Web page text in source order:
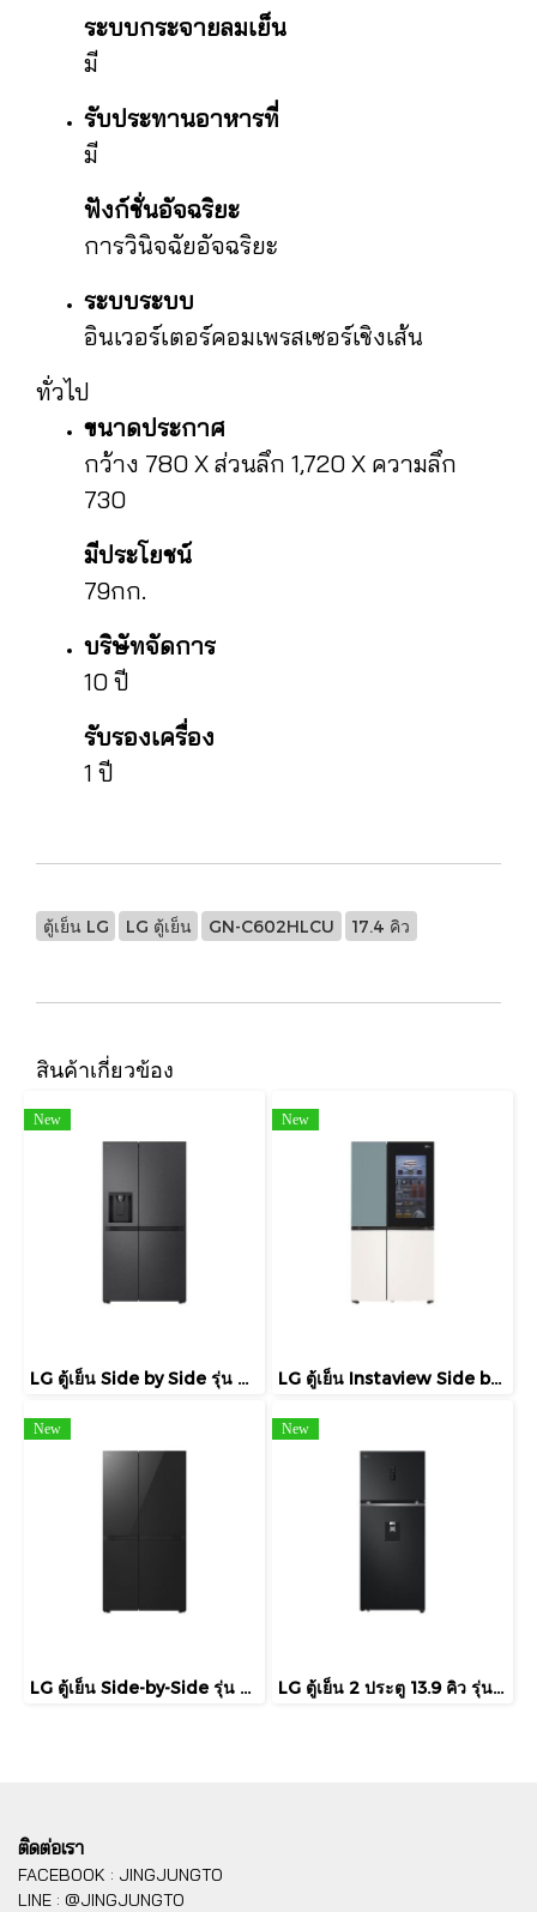
ระบบกระจายลมเย็น
มี
รับประทานอาหารที่
มี
ฟังก์ชั่นอัจฉริยะ
การวินิจฉัยอัจฉริยะ
ระบบระบบ
อินเวอร์เตอร์คอมเพรสเซอร์เชิงเส้น
ทั่วไป
ขนาดประกาศ
กว้าง 780 X ส่วนลึก 1,720 X ความลึก
730
มีประโยชน์
79กก.
บริษัทจัดการ
10 ปี
รับรองเครื่อง
1 ปี
ตู้เย็น LG LG ตู้เย็น GN-C602HLCU 17.4 คิว
สินค้าเกี่ยวข้อง
New
LG ตู้เย็น Side by Side รุ่น GC-L257KQKW 22.4 คิว
New
LG ตู้เย็น Instaview Side by Side รุ่น GC-Q257CMFW ขนาด 23.1 คิว
New
LG ตู้เย็น Side-by-Side รุ่น GC-B257KGHW ขนาด 23.1 คิว ระบบ Smart Inverter Compressor
New
LG ตู้เย็น 2 ประตู 13.9 คิว รุ่น GN-F392PQAK Smart Inverter Compressor
ติดต่อเรา
FACEBOOK : JINGJUNGTO
LINE : @JINGJUNGTO